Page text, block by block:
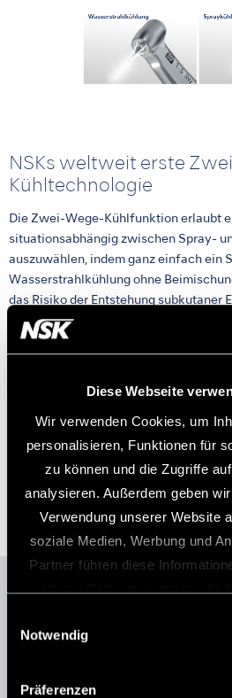
Diese Webseite
Wir verwenden Cookies, um
personalisieren, Funktionen für
zu können und die Zugriffe
analysieren. Außerdem geben
Verwendung unserer Website
soziale Medien, Werbung und
Partner führen diese
Notwendig
Präferenzen
NSKs weltweit erste
Kühltechnologie
Die Zwei-Wege-Kühlfunktion erlaubt
situationsabhängig zwischen Spray-
auszuwählen, indem ganz einfach ein
Wasserstrahlkühlung ohne
das Risiko der Entstehung subkutaner
Eingriffen. Spraykühlung wiederum
Kühlungseffekt auf Bohrer und